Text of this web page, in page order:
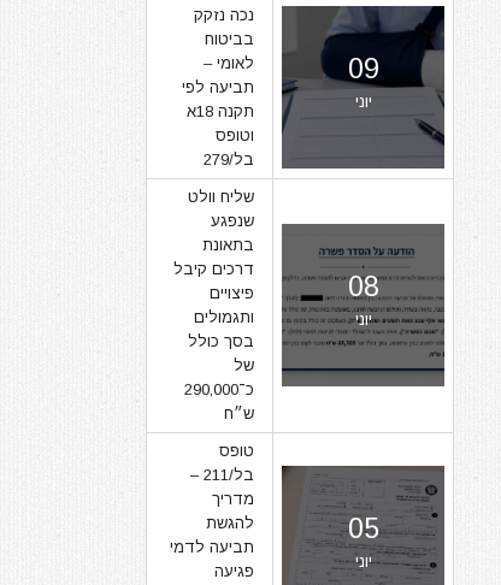
09
יוני
נכה נזקק
בביטוח
לאומי –
תביעה לפי
תקנה 18א
וטופס
בל/279
08
יוני
שליח וולט
שנפגע
בתאונת
דרכים קיבל
פיצויים
ותגמולים
בסך כולל
של
כ־290,000
ש״ח
05
יוני
טופס
בל/211 –
מדריך
להגשת
תביעה לדמי
פגיעה